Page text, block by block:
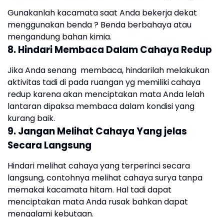
Gunakanlah kacamata saat Anda bekerja dekat
menggunakan benda ? Benda berbahaya atau
mengandung bahan kimia.
8. Hindari Membaca Dalam Cahaya Redup
Jika Anda senang membaca, hindarilah melakukan
aktivitas tadi di pada ruangan yg memiliki cahaya
redup karena akan menciptakan mata Anda lelah
lantaran dipaksa membaca dalam kondisi yang
kurang baik.
9. Jangan Melihat Cahaya Yang jelas
Secara Langsung
Hindari melihat cahaya yang terperinci secara
langsung, contohnya melihat cahaya surya tanpa
memakai kacamata hitam. Hal tadi dapat
menciptakan mata Anda rusak bahkan dapat
mengalami kebutaan.